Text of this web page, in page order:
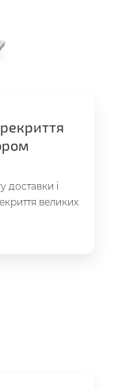
доставки і
великих